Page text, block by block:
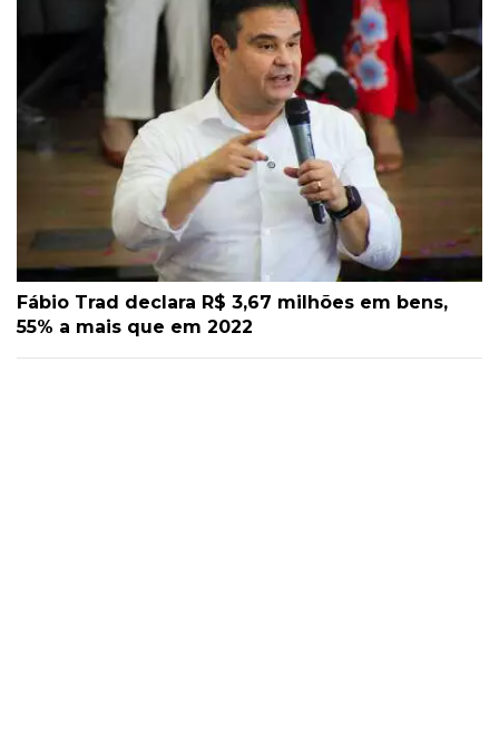
Fábio Trad declara R$ 3,67 milhões em bens,
55% a mais que em 2022